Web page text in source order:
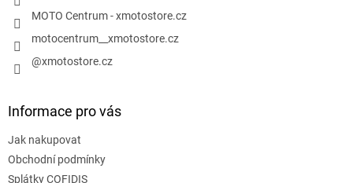
MOTO Centrum - xmotostore.cz
motocentrum__xmotostore.cz
@xmotostore.cz
Informace pro vás
Jak nakupovat
Obchodní podmínky
Splátky COFIDIS